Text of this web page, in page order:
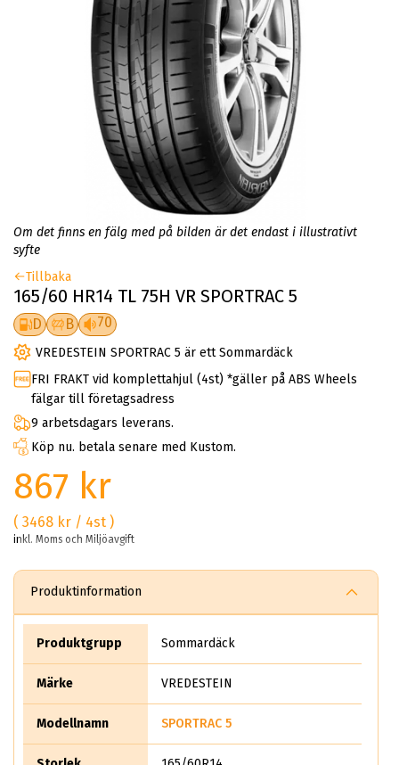
Om det finns en fälg med på bilden är det endast i illustrativt
syfte
Tillbaka
165/60 HR14 TL 75H VR SPORTRAC 5
D B 70
VREDESTEIN SPORTRAC 5 är ett Sommardäck
FRI FRAKT vid komplettahjul (4st) *gäller på ABS Wheels
fälgar till företagsadress
9 arbetsdagars leverans.
Köp nu. betala senare med Kustom.
867 kr
( 3468 kr / 4st )
inkl. Moms och Miljöavgift
Produktinformation
Produktgrupp Sommardäck
Märke VREDESTEIN
Modellnamn SPORTRAC 5